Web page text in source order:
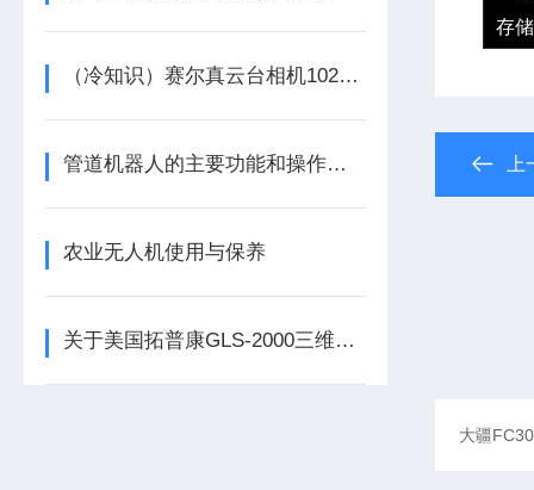
（冷知识）赛尔真云台相机102SV3你了解多少
管道机器人的主要功能和操作保养介绍
农业无人机使用与保养
关于美国拓普康GLS-2000三维激光扫描仪的案例
存